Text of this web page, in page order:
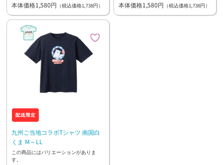
本体価格1,580円 （税込価格1,738円） 本体価格1,580円 （税込価格1,738円）
九州ご当地コラボTシャツ 南国白
くま M～LL
この商品にはバリエーションがありま
す。